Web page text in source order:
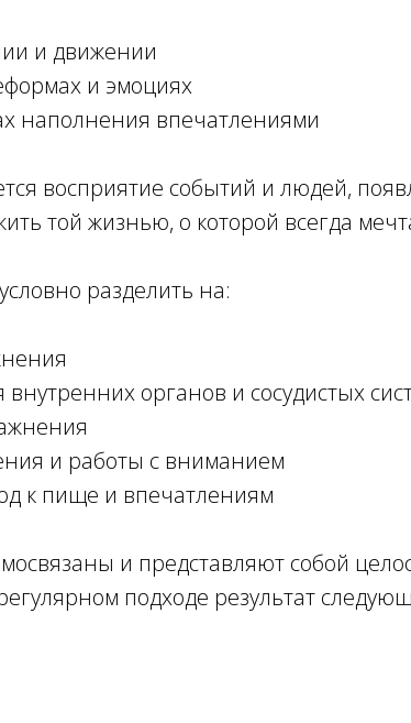
и движении
и эмоциях
наполнения впечатлениями
восприятие событий и людей,
той жизнью, о которой всегда
разделить на:
органов и сосудистых
и работы с вниманием
к пище и впечатлениям
и представляют собой
подходе результат